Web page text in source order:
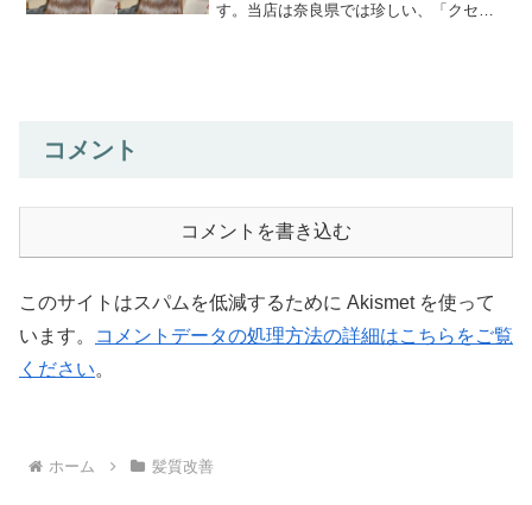
す。当店は奈良県では珍しい、「クセ毛
コメント
コメントを書き込む
このサイトはスパムを低減するために Akismet を使って
います。
コメントデータの処理方法の詳細はこちらをご覧
ください。
ホーム 髪質改善